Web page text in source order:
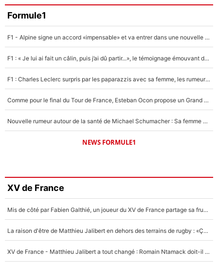
Formule1
F1 - Alpine signe un accord «impensable» et va entrer dans une nouvelle dimension : Grande nouvelle pour Pierre Gasly !
F1 : « Je lui ai fait un câlin, puis j’ai dû partir...», le témoignage émouvant de Max Verstappen sur sa fille
F1 : Charles Leclerc surpris par les paparazzis avec sa femme, les rumeurs étaient vraies !
Comme pour le final du Tour de France, Esteban Ocon propose un Grand Prix de Formule 1 à Paris : «Autour de l’Arc de Triomphe, ce serait génial» !
Nouvelle rumeur autour de la santé de Michael Schumacher : Sa femme Corinna sort du silence
NEWS FORMULE1
XV de France
Mis de côté par Fabien Galthié, un joueur du XV de France partage sa frustration : «ils ne me l’ont pas dit tout de suite»
La raison d'être de Matthieu Jalibert en dehors des terrains de rugby : «Ça m'atteint autant que si tu touches à un membre de ma famille»
XV de France - Matthieu Jalibert a tout changé : Romain Ntamack doit-il s’inquiéter pour sa place à un an de la Coupe du monde ?